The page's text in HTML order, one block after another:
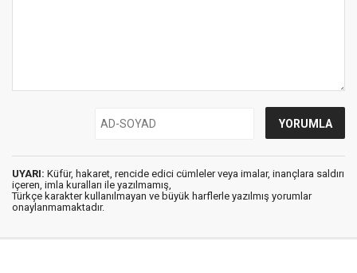
UYARI: Küfür, hakaret, rencide edici cümleler veya imalar, inançlara saldırı
içeren, imla kuralları ile yazılmamış,
Türkçe karakter kullanılmayan ve büyük harflerle yazılmış yorumlar
onaylanmamaktadır.